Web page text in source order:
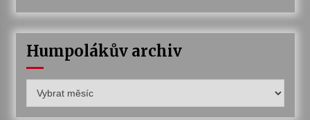
Humpolákův archiv
archiv